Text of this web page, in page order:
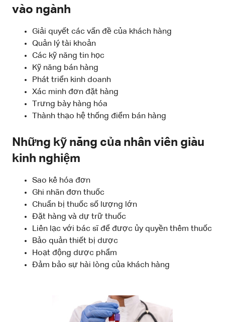
vào ngành
Giải quyết các vấn đề của khách hàng
Quản lý tài khoản
Các kỹ năng tin học
Kỹ năng bán hàng
Phát triển kinh doanh
Xác minh đơn đặt hàng
Trưng bày hàng hóa
Thành thạo hệ thống điểm bán hàng
Những kỹ năng của nhân viên giàu
kinh nghiệm
Sao kê hóa đơn
Ghi nhãn đơn thuốc
Chuẩn bị thuốc số lượng lớn
Đặt hàng và dự trữ thuốc
Liên lạc với bác sĩ để được ủy quyền thêm thuốc
Bảo quản thiết bị dược
Hoạt động dược phẩm
Đảm bảo sự hài lòng của khách hàng